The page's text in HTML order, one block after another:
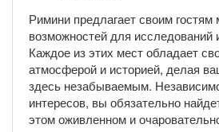
Римини предлагает своим гостям
возможностей для исследований
Каждое из этих мест обладает
атмосферой и историей, делая
здесь незабываемым.
интересов, вы обязательно
этом оживленном и